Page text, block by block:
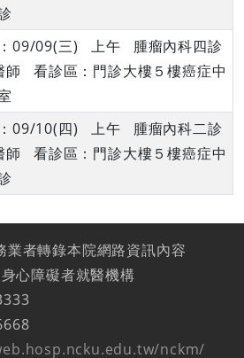
09/09(三) 上午 腫瘤內科四診
師 看診區：門診大樓５樓癌症中
09/10(四) 上午 腫瘤內科二診
師 看診區：門診大樓５樓癌症中
業者轉錄本院網路資訊內容
心障礙者就醫機構
nckm/